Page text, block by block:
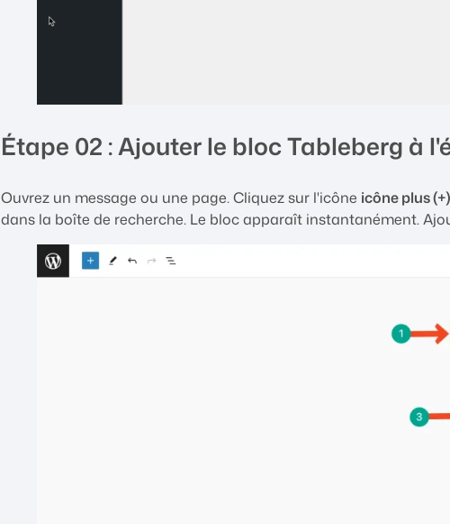
Étape 02 : Ajouter le bloc Tableberg à
Ouvrez un message ou une page. Cliquez sur l'icône icône plus (+)
dans la boîte de recherche. Le bloc apparaît instantanément.